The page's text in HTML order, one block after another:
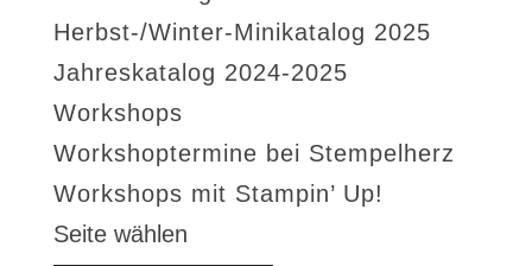
Herbst-/Winter-Minikatalog 2025
Jahreskatalog 2024-2025
Workshops
Workshoptermine bei Stempelherz
Workshops mit Stampin’ Up!
Seite wählen